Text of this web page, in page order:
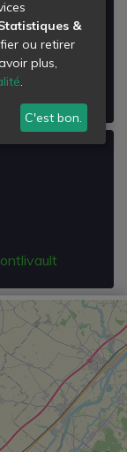
&
ou retirer
plus,
.
C'est bon.